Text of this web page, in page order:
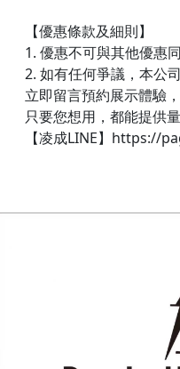
【優惠條款及細則】
1. 優惠不可與其他優惠同
2. 如有任何爭議，本公
立即留言預約展示體驗
只要您想用，都能提供
【凌成LINE】https://